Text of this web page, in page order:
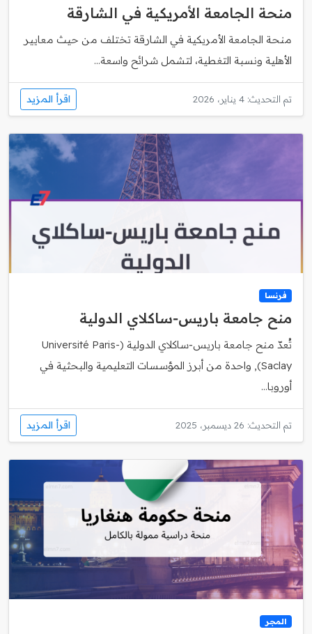
منحة الجامعة الأمريكية في الشارقة
منحة الجامعة الأمريكية في الشارقة تختلف من حيث معايير
الأهلية ونسبة التغطية، لتشمل شرائح واسعة...
تم التحديث: 4 يناير، 2026 اقرأ المزيد
فرنسا
منح جامعة باريس‑ساكلاي الدولية
تُعدّ منح جامعة باريس‑ساكلاي الدولية (Université Paris-
Saclay), واحدة من أبرز المؤسسات التعليمية والبحثية في
أوروبا...
تم التحديث: 26 ديسمبر، 2025 اقرأ المزيد
المجر